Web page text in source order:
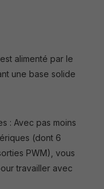
alimenté par le
une base solide
: Avec pas moins
(dont 6
PWM), vous
travailler avec